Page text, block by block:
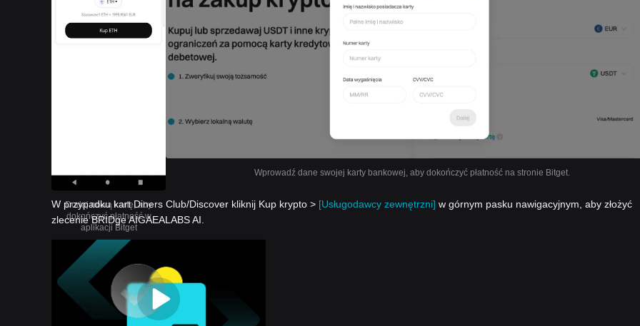
Dodaj nową kartę, aby
dokończyć płatność w
aplikacji Bitget
Wprowadź dane swojej karty bankowej, aby dokończyć płatność na stronie Bitget.
W przypadku kart Diners Club/Discover kliknij Kup krypto > [Usługodawcy zewnętrzni] w górnym pasku nawigacyjnym, aby złożyć
zlecenie BRIDge AIGAEALABS AI.